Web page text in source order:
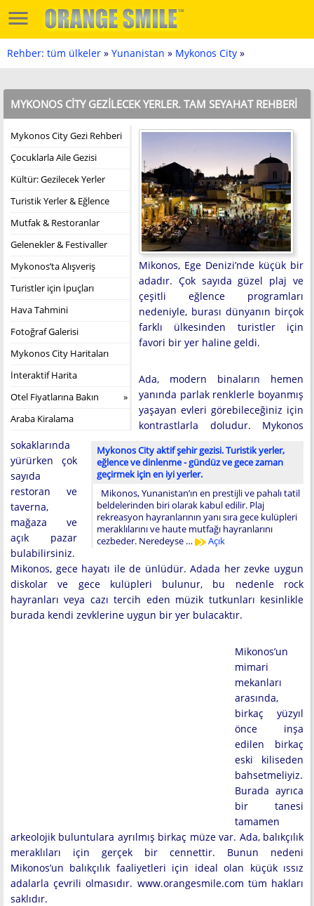
Rehber: tüm ülkeler » Yunanistan » Mykonos City »
MYKONOS CITY GEZILECEK YERLER. TAM SEYAHAT REHBERI
Mykonos City Gezi Rehberi
Çocuklarla Aile Gezisi
Kültür: Gezilecek Yerler
Turistik Yerler & Eğlence
Mutfak & Restoranlar
Gelenekler & Festivaller
Mykonos’ta Alışveriş
Turistler için İpuçları
Hava Tahmini
Fotoğraf Galerisi
Mykonos City Haritaları
İnteraktif Harita
Otel Fiyatlarına Bakın
Araba Kiralama
Mikonos, Ege Denizi’nde küçük bir
adadır. Çok sayıda güzel plaj ve
çeşitli eğlence programları
nedeniyle, burası dünyanın birçok
farklı ülkesinden turistler için
favori bir yer haline geldi.
Mykonos City aktif şehir gezisi. Turistik yerler,
eğlence ve dinlenme - gündüz ve gece zaman
geçirmek için en iyi yerler.
Mikonos, Yunanistan’ın en prestijli ve pahalı tatil
beldelerinden biri olarak kabul edilir. Plaj
rekreasyon hayranlarının yanı sıra gece kulüpleri
meraklılarını ve haute mutfağı hayranlarını
cezbeder. Neredeyse …
Açık
Ada, modern binaların hemen
yanında parlak renklerle boyanmış
yaşayan evleri görebileceğiniz için
kontrastlarla doludur. Mykonos
sokaklarında
yürürken çok
sayıda
restoran ve
taverna,
mağaza ve
açık pazar
bulabilirsiniz.
Mikonos, gece hayatı ile de ünlüdür. Adada her zevke uygun
diskolar ve gece kulüpleri bulunur, bu nedenle rock
hayranları veya cazı tercih eden müzik tutkunları kesinlikle
burada kendi zevklerine uygun bir yer bulacaktır.
Mikonos’un
mimari
mekanları
arasında,
birkaç yüzyıl
önce inşa
edilen birkaç
eski kiliseden
bahsetmeliyiz.
Burada ayrıca
bir tanesi
tamamen
arkeolojik buluntulara ayrılmış birkaç müze var. Ada, balıkçılık
meraklıları için gerçek bir cennettir. Bunun nedeni
Mikonos’un balıkçılık faaliyetleri için ideal olan küçük ıssız
adalarla çevrili olmasıdır. www.orangesmile.com tüm hakları
saklıdır.